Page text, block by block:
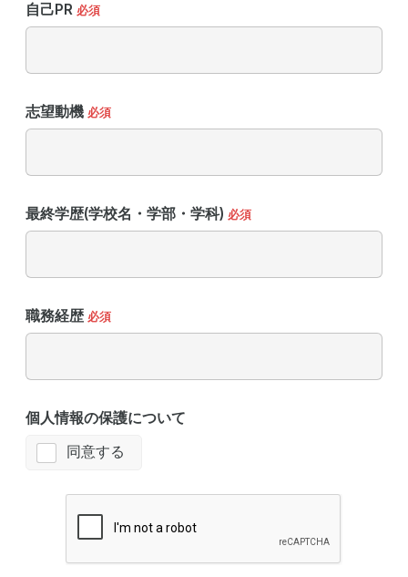
自己PR 必須
志望動機 必須
最終学歴(学校名・学部・学科) 必須
職務経歴 必須
個人情報の保護について
同意する